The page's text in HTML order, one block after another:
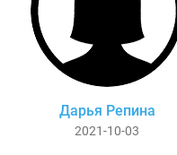
Дарья Репина
2021-10-03